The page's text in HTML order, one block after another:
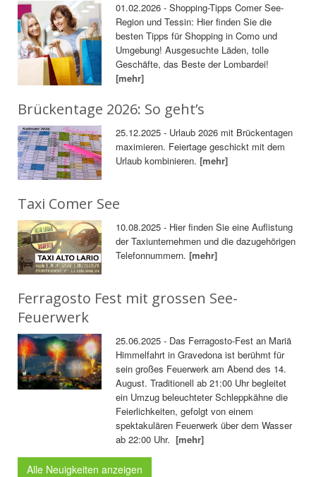
01.02.2026 - Shopping-Tipps Comer See-
Region und Tessin: Hier finden Sie die
besten Tipps für Shopping in Como und
Umgebung! Ausgesuchte Läden, tolle
Geschäfte, das Beste der Lombardei!
[mehr]
Brückentage 2026: So geht’s
25.12.2025 - Urlaub 2026 mit Brückentagen
maximieren. Feiertage geschickt mit dem
Urlaub kombinieren.[mehr]
Taxi Comer See
10.08.2025 - Hier finden Sie eine Auflistung
der Taxiunternehmen und die dazugehörigen
Telefonnummern.[mehr]
Ferragosto Fest mit grossen See-
Feuerwerk
25.06.2025 - Das Ferragosto-Fest an Mariä
Himmelfahrt in Gravedona ist berühmt für
sein großes Feuerwerk am Abend des 14.
August. Traditionell ab 21:00 Uhr begleitet
ein Umzug beleuchteter Schleppkähne die
Feierlichkeiten, gefolgt von einem
spektakulären Feuerwerk über dem Wasser
ab 22:00 Uhr.[mehr]
Alle Neuigkeiten anzeigen